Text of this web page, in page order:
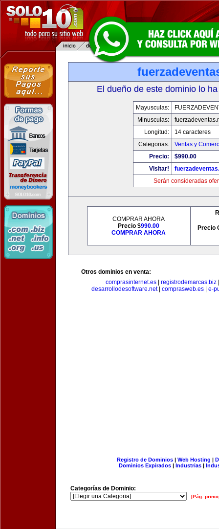
El dueño de este dominio lo
Mayusculas:
Minusculas:
Longitud:
14 caracteres
Categorias:
Ventas y
Precio:
$990.00
Visitar!
Serán consideradas
COMPRAR AHORA
Precio $990.00
COMPRAR AHORA
Precio
Otros dominios en venta:
comprasinternet.es
registrodemarcas.biz
desarrollodesoftware.net| comprasweb.es| e-
Registro de Dominios| Web Hosting |
Dominios Expirados | Industrias |
Categorías de Dominio:
[Pág.